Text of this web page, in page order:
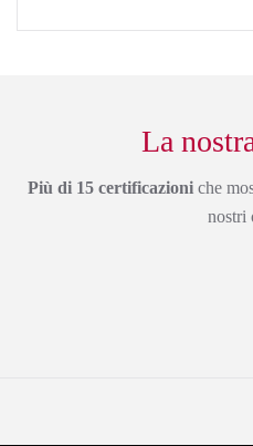
La
Più di 15 certificazioni che
nostri